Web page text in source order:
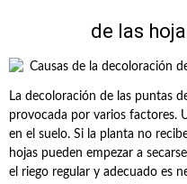
de las
La decoloración de las puntas
provocada por varios factores.
en el suelo. Si la planta no
hojas pueden empezar a
el riego regular y adecuado es